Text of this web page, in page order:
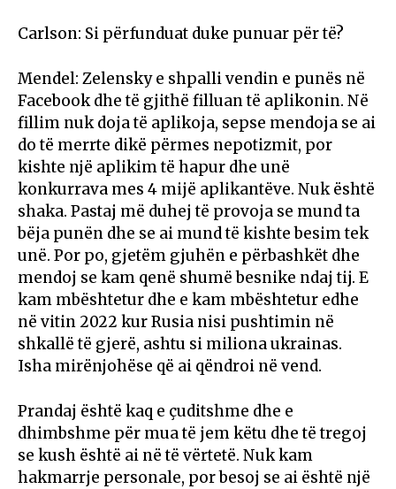
Carlson: Si përfunduat duke punuar për të?
Mendel: Zelensky e shpalli vendin e punës në
Facebook dhe të gjithë filluan të aplikonin. Në
fillim nuk doja të aplikoja, sepse mendoja se ai
do të merrte dikë përmes nepotizmit, por
kishte një aplikim të hapur dhe unë
konkurrava mes 4 mijë aplikantëve. Nuk është
shaka. Pastaj më duhej të provoja se mund ta
bëja punën dhe se ai mund të kishte besim tek
unë. Por po, gjetëm gjuhën e përbashkët dhe
mendoj se kam qenë shumë besnike ndaj tij. E
kam mbështetur dhe e kam mbështetur edhe
në vitin 2022 kur Rusia nisi pushtimin në
shkallë të gjerë, ashtu si miliona ukrainas.
Isha mirënjohëse që ai qëndroi në vend.
Prandaj është kaq e çuditshme dhe e
dhimbshme për mua të jem këtu dhe të tregoj
se kush është ai në të vërtetë. Nuk kam
hakmarrje personale, por besoj se ai është një